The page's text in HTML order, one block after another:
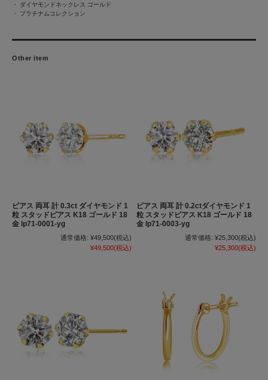
・ ダイヤモンドネックレス ゴールド
・ プラチナムコレクション
Other item
ピアス 両耳 計 0.3ct ダイヤモンド 1
粒 スタッドピアス K18 ゴールド 18
金 lp71-0001-yg
通常価格: ¥49,500(税込)
¥49,500(税込)
ピアス 両耳 計 0.2ctダイヤモンド 1
粒 スタッドピアス K18 ゴールド 18
金 lp71-0003-yg
通常価格: ¥25,300(税込)
¥25,300(税込)